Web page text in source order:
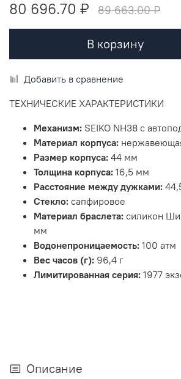
80 696.70 ₽
89 663.00 ₽
В корзину
Добавить в сравнение
ТЕХНИЧЕСКИЕ ХАРАКТЕРИСТИКИ
Механизм: SEIKO NH38 с
Материал корпуса:
Размер корпуса: 44 мм
Толщина корпуса: 16,5 мм
Расстояние между дужками:
Стекло: сапфировое
Материал браслета: силикон
мм
Водонепроницаемость: 100 атм
Вес часов (г): 96,4 г
Лимитированная серия: 1977
Описание